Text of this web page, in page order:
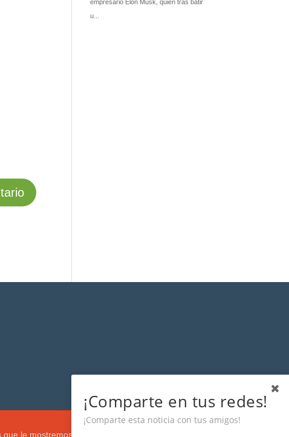
le mostremos de acuerdo con su navegación e intereses, buscando
¡Comparte en tus redes!
¡Comparte esta noticia con tus amigos!